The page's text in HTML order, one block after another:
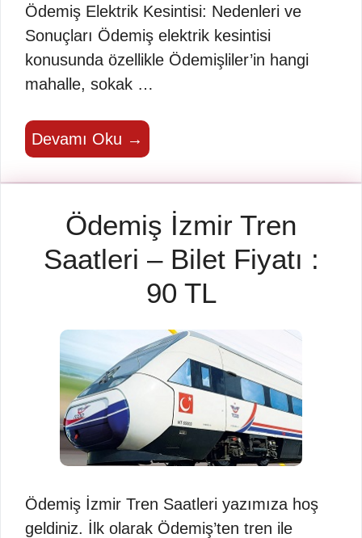
Ödemiş Elektrik Kesintisi: Nedenleri ve
Sonuçları Ödemiş elektrik kesintisi
konusunda özellikle Ödemişliler’in hangi
mahalle, sokak …
Devamı Oku →
Ödemiş İzmir Tren
Saatleri – Bilet Fiyatı :
90 TL
Ödemiş İzmir Tren Saatleri yazımıza hoş
geldiniz. İlk olarak Ödemiş’ten tren ile